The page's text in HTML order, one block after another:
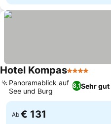
Hotel Kompas4 Sterne
8,1Sehr gut
Panoramablick auf
See und Burg
Ab € 131